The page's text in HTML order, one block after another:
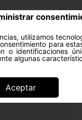
utilizamos
para
o identificaciones
algunas
Aceptar